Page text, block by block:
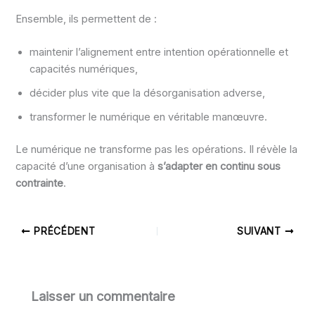
Ensemble, ils permettent de :
maintenir l’alignement entre intention opérationnelle et
capacités numériques,
décider plus vite que la désorganisation adverse,
transformer le numérique en véritable manœuvre.
Le numérique ne transforme pas les opérations. Il révèle la
capacité d’une organisation às’adapter en continu sous
contrainte.
PRÉCÉDENT SUIVANT
Laisser un commentaire